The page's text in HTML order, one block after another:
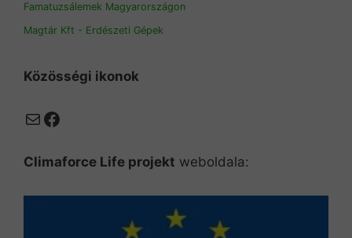
Famatuzsálemek Magyarországon
Magtár Kft - Erdészeti Gépek
Közösségi ikonok
MailFacebook
Climaforce Life projekt weboldala: